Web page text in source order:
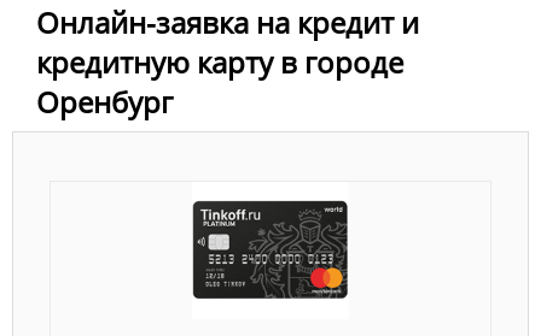
Онлайн-заявка на кредит и
кредитную карту в городе
Оренбург